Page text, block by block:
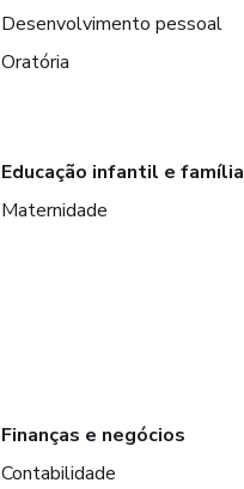
Desenvolvimento pessoal
Oratória
Educação infantil e família
Maternidade
Finanças e negócios
Contabilidade